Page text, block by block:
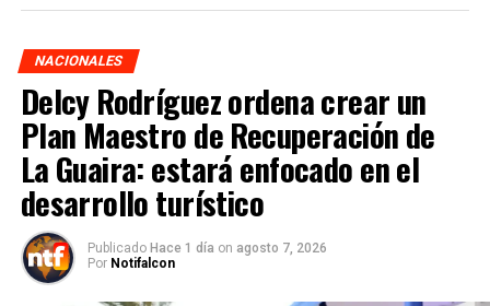
NACIONALES
Delcy Rodríguez ordena crear un
Plan Maestro de Recuperación de
La Guaira: estará enfocado en el
desarrollo turístico
Publicado Hace 1 día on agosto 7, 2026
Por Notifalcon